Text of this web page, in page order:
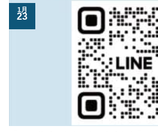
23
1月